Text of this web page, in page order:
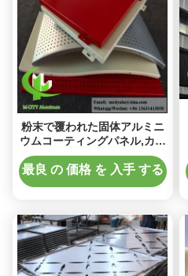
粉末で覆われた固体アルミニ
ウムコーティングパネル,カス
タムRALカラーとビルドファ
サードのための1.5-10mm厚
最良 の 価格 を 入手 する